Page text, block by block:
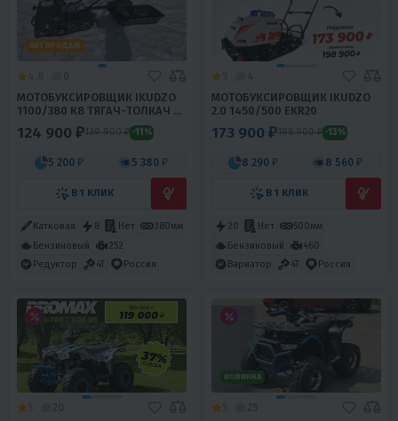
ХИТ ПРОДАЖ
МОТОБУКСИРОВЩИК IKUDZO
1100/380 К8 ТЯГАЧ-ТОЛКАЧ C
124 900 ₽139 900 ₽ -11%
5 200 ₽ 5 380 ₽
В 1 КЛИК
Катковая 8 Нет
380мм
Бензиновый
252
Редуктор
4T Россия
МОТОБУКСИРОВЩИК IKUDZO
2.0 1450/500 EKR20
173 900 ₽198 900 ₽ -13%
8 290 ₽ 8 560 ₽
В 1 КЛИК
20 Нет
500мм
Бензиновый
460
Вариатор
4T Россия
НОВИНКА